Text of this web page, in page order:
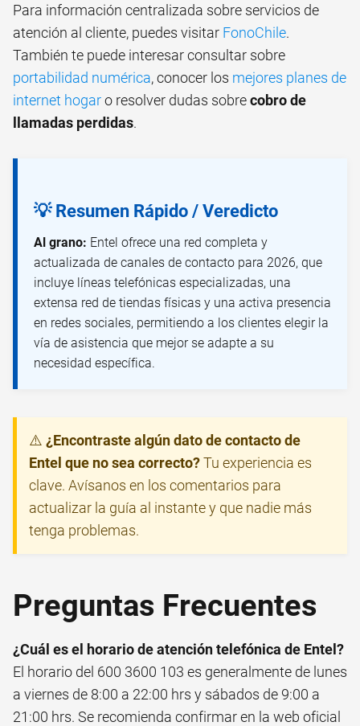
Para información centralizada sobre servicios de
atención al cliente, puedes visitar FonoChile.
También te puede interesar consultar sobre
portabilidad numérica, conocer los mejores planes de
internet hogaro resolver dudas sobrecobro de
llamadas perdidas.
💡 Resumen Rápido / Veredicto
Al grano: Entel ofrece una red completa y
actualizada de canales de contacto para 2026, que
incluye líneas telefónicas especializadas, una
extensa red de tiendas físicas y una activa presencia
en redes sociales, permitiendo a los clientes elegir la
vía de asistencia que mejor se adapte a su
necesidad específica.
⚠️ ¿Encontraste algún dato de contacto de
Entel que no sea correcto?Tu experiencia es
clave. Avísanos en los comentarios para
actualizar la guía al instante y que nadie más
tenga problemas.
Preguntas Frecuentes
¿Cuál es el horario de atención telefónica de Entel?
El horario del 600 3600 103 es generalmente de lunes
a viernes de 8:00 a 22:00 hrs y sábados de 9:00 a
21:00 hrs. Se recomienda confirmar en la web oficial